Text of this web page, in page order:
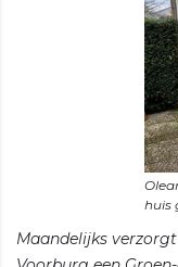
Maandelijks